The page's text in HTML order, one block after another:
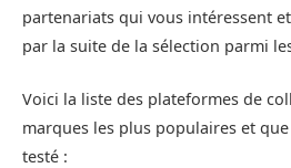
partenariats qui vous intéressent
par la suite de la sélection parmi
Voici la liste des plateformes de
marques les plus populaires et
testé :